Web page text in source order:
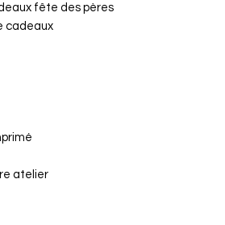
fête des pères
cadeaux
atelier